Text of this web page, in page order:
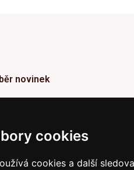
cookies
cookies a další
novinek